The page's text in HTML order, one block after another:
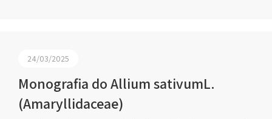
24/03/2025
Monografia do Allium sativumL.
(Amaryllidaceae)